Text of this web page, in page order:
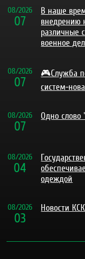
07
08/2026
В наше
внедрению
различные
военное
07
08/2026
🎮Служба
систем-
07
08/2026 Одно слово
04
08/2026
одеждой
03
08/2026 Новости КСК